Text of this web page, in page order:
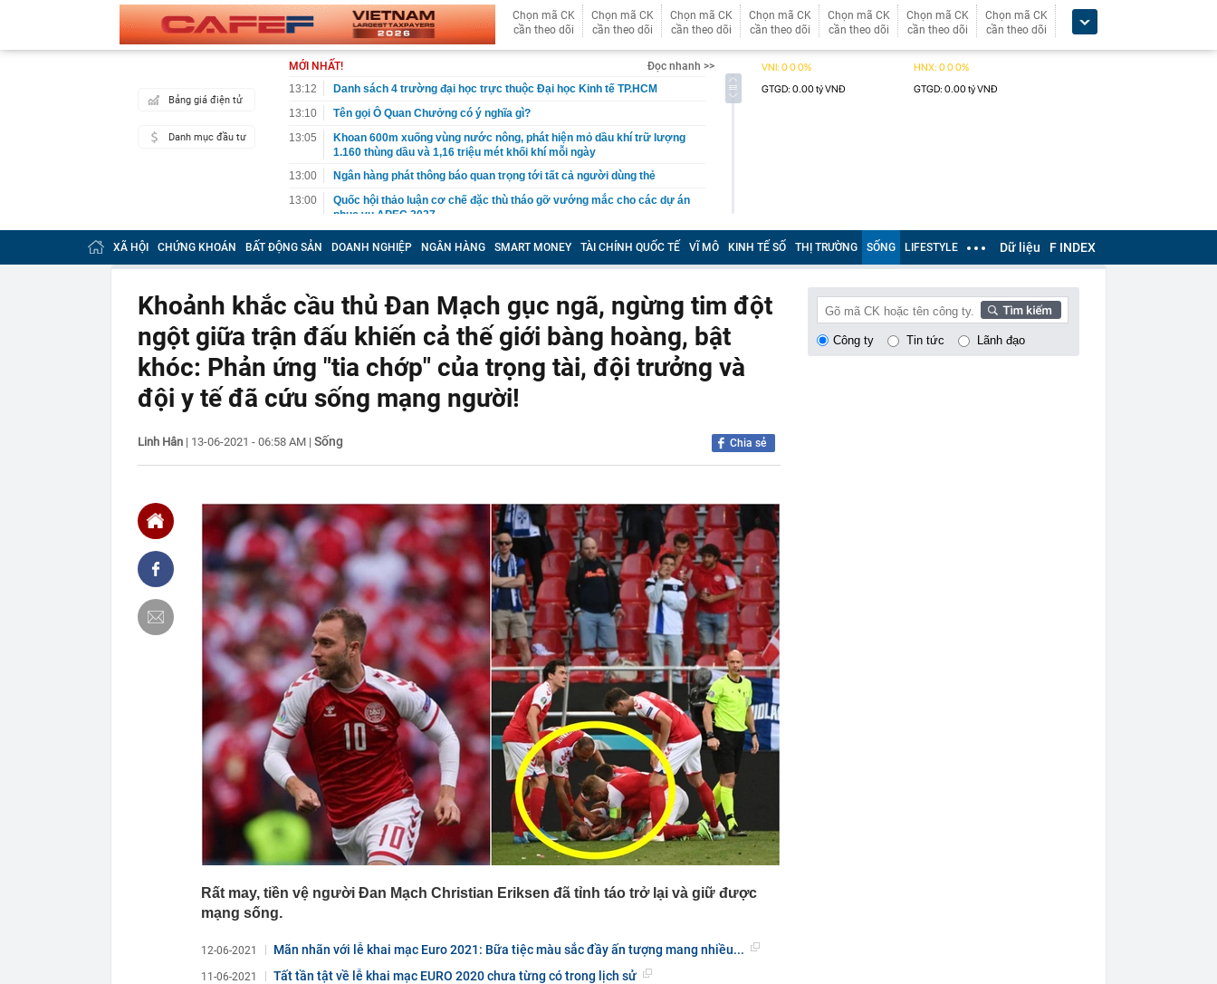
Chọn mã CK
cần theo dõi
Chọn mã CK
cần theo dõi
Chọn mã CK
cần theo dõi
Chọn mã CK
cần theo dõi
Chọn mã CK
cần theo dõi
Chọn mã CK
cần theo dõi
Chọn mã CK
cần theo dõi
Bảng giá điện tử
Danh mục đầu tư
MỚI NHẤT!
Đọc nhanh >>
13:12
Danh sách 4 trường đại học trực thuộc Đại học Kinh tế TP.HCM
13:10
Tên gọi Ô Quan Chưởng có ý nghĩa gì?
13:05
Khoan 600m xuống vùng nước nông, phát hiện mỏ dầu khí trữ lượng
1.160 thùng dầu và 1,16 triệu mét khối khí mỗi ngày
13:00
Ngân hàng phát thông báo quan trọng tới tất cả người dùng thẻ
13:00
Quốc hội thảo luận cơ chế đặc thù tháo gỡ vướng mắc cho các dự án
phục vụ APEC 2027
12:50
Sau 150 năm, Darwin đã đúng
12:46
Chính phủ yêu cầu nâng tỷ lệ sở hữu Nhà nước tại VietinBank lên tối
12:45
Chủ cửa hàng hải sản tiết lộ: Đây là những loại cá họ bán nhiều nhất
mỗi sáng
12:35
140 cán bộ, chiến sĩ đồng loạt kiểm tra tại 5 block chung cư vào đúng 4
12:30
TPHCM hướng đến công khai quy hoạch, tiến độ giải quyết hồ sơ đất
đai trên môi trường số
Mẫu đồng hồ giá hơn 200 triệu đồng được dàn sao bom tấn The
12:16
Việt Nam có 1 nơi được tạp chí Mỹ đánh giá đẹp hơn cả Maldives và
Bali, được hàng loạt “ông lớn” Sun Group, Vingroup, BIM Group... chọn
làm điểm đến
12:15
Từng công bố phát triển gần 61.000 căn nhà ở xã hội, doanh nghiệp
BĐS "khủng" nhất thị trường đang triển khai đến đâu?
12:15
Vì sao người Nhật Bản thích đi nhà tắm công cộng?
12:14
Doanh nghiệp “nhà” Sun Group làm 2 khu đô thị 36.000 tỷ đồng tại tỉnh
rộng nhất Việt Nam
12:13
Hà Nội đồng bộ triển khai Vùng phát thải thấp trong Vành đai 1
12:12
Người phụ nữ 50 tuổi bị loãng xương, "thủ phạm" có liên quan đến một
món ăn sáng nhiều người rất chuộng vì nhanh và tiện lợi
12:03
Ô tô đỗ qua đêm ở khu đô thị bị trộm mất 2 bánh
XÃ HỘI CHỨNG KHOÁN BẤT ĐỘNG SẢN DOANH NGHIỆP NGÂN HÀNG SMART MONEY TÀI CHÍNH QUỐC TẾ VĨ MÔ KINH TẾ SỐ THỊ TRƯỜNG SỐNG LIFESTYLE Dữ liệu F INDEX
Khoảnh khắc cầu thủ Đan Mạch gục ngã, ngừng tim đột
ngột giữa trận đấu khiến cả thế giới bàng hoàng, bật
khóc: Phản ứng "tia chớp" của trọng tài, đội trưởng và
đội y tế đã cứu sống mạng người!
Linh Hân | 13-06-2021 - 06:58 AM | Sống Chia sẻ
Rất may, tiền vệ người Đan Mạch Christian Eriksen đã tỉnh táo trở lại và giữ được
mạng sống.
12-06-2021 Mãn nhãn với lễ khai mạc Euro 2021: Bữa tiệc màu sắc đầy ấn tượng mang nhiều...
11-06-2021 Tất tần tật về lễ khai mạc EURO 2020 chưa từng có trong lịch sử
Công ty Tin tức Lãnh đạo